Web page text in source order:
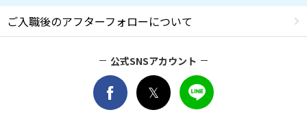
ご入職後のアフターフォローについて
公式SNSアカウント